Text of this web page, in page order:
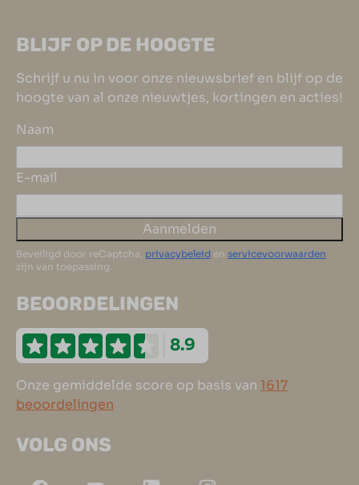
BLIJF OP DE HOOGTE
Schrijf u nu in voor onze nieuwsbrief en blijf op de
hoogte van al onze nieuwtjes, kortingen en acties!
Naam
E-mail
Aanmelden
Beveiligd door reCaptcha, privacybeleid en servicevoorwaarden
zijn van toepassing.
BEOORDELINGEN
8.9
Onze gemiddelde score op basis van 1617
beoordelingen
VOLG ONS